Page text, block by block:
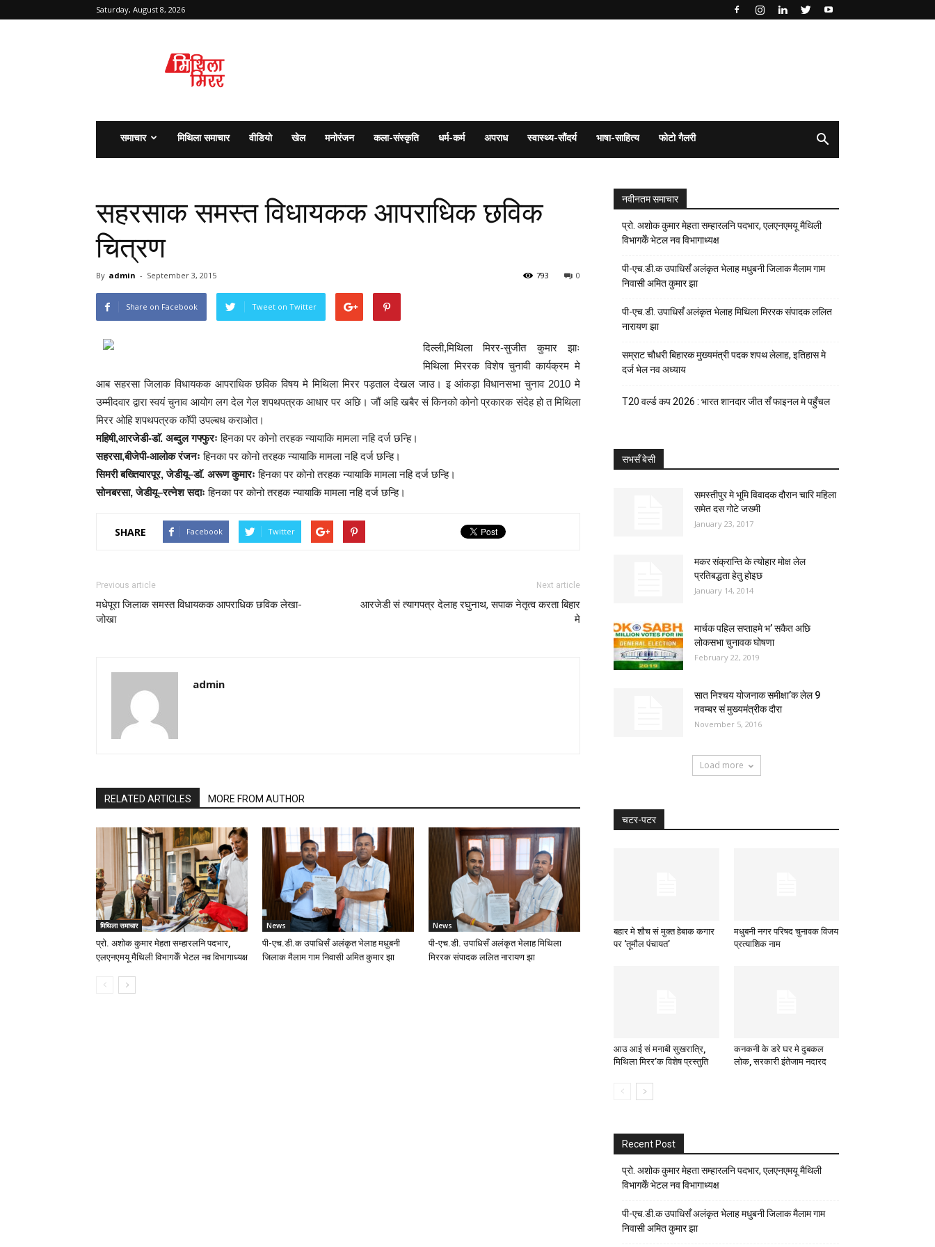
Saturday, August 8, 2026
समाचार मिथिला समाचार वीडियो खेल मनोरंजन कला-संस्कृति धर्म-कर्म अपराध स्वास्थ्य-सौंदर्य भाषा-साहित्य फोटो गैलरी
सहरसाक समस्त विधायकक आपराधिक छविक
चित्रण
By admin - September 3, 2015 0
793
Share on Facebook Tweet on Twitter
दिल्ली,मिथिला मिरर-सुजीत कुमार झाः
मिथिला मिररक विशेष चुनावी कार्यक्रम मे
आब सहरसा जिलाक विधायकक आपराधिक छविक विषय मे मिथिला मिरर पड़ताल देखल जाउ। इ आंकड़ा विधानसभा चुनाव 2010 मे
उम्मीदवार द्वारा स्वयं चुनाव आयोग लग देल गेल शपथपत्रक आधार पर अछि। जौं अहि खबैर सं किनको कोनो प्रकारक संदेह हो त मिथिला
मिरर ओहि शपथपत्रक काॅपी उपल्बध कराओत।
महिषी,आरजेडी-डाॅ. अब्दुल गफ्फुरः हिनका पर कोनो तरहक न्यायाकि मामला नहि दर्ज छन्हि।
सहरसा,बीजेपी-आलोक रंजनः हिनका पर कोनो तरहक न्यायाकि मामला नहि दर्ज छन्हि।
सिमरी बख्तियारपूर, जेडीयू–डाॅ. अरूण कुमारः हिनका पर कोनो तरहक न्यायाकि मामला नहि दर्ज छन्हि।
सोनबरसा, जेडीयू–रत्नेश सदाः हिनका पर कोनो तरहक न्यायाकि मामला नहि दर्ज छन्हि।
SHARE Facebook Twitter
Previous article
मधेपूरा जिलाक समस्त विधायकक आपराधिक छविक लेखा-
जोखा
Next article
आरजेडी सं त्यागपत्र देलाह रघुनाथ, सपाक नेतृत्व करता बिहार
मे
admin
RELATED ARTICLES MORE FROM AUTHOR
मिथिला समाचार
प्रो. अशोक कुमार मेहता सम्हारलनि पदभार,
एलएनएमयू मैथिली विभागकेँ भेटल नव विभागाध्यक्ष
News
पी-एच.डी.क उपाधिसँ अलंकृत भेलाह मधुबनी
जिलाक मैलाम गाम निवासी अमित कुमार झा
News
पी-एच.डी. उपाधिसँ अलंकृत भेलाह मिथिला
मिररक संपादक ललित नारायण झा
नवीनतम समाचार
प्रो. अशोक कुमार मेहता सम्हारलनि पदभार, एलएनएमयू मैथिली
विभागकेँ भेटल नव विभागाध्यक्ष
पी-एच.डी.क उपाधिसँ अलंकृत भेलाह मधुबनी जिलाक मैलाम गाम
निवासी अमित कुमार झा
पी-एच.डी. उपाधिसँ अलंकृत भेलाह मिथिला मिररक संपादक ललित
नारायण झा
सम्राट चौधरी बिहारक मुख्यमंत्री पदक शपथ लेलाह, इतिहास मे
दर्ज भेल नव अध्याय
T20 वर्ल्ड कप 2026 : भारत शानदार जीत सँ फाइनल मे पहुँचल
सभसँ बेसी
समस्तीपुर मे भूमि विवादक दौरान चारि महिला
समेत दस गोटे जख्मी
January 23, 2017
मकर संक्रान्ति के त्योहार मोक्ष लेल
प्रतिबद्धता हेतु होइछ
January 14, 2014
मार्चक पहिल सप्ताहमे भ’ सकैत अछि
लोकसभा चुनावक घोषणा
February 22, 2019
सात निश्चय योजनाक समीक्षा’क लेल 9
नवम्बर सं मुख्यमंत्रीक दौरा
November 5, 2016
Load more
चटर-पटर
बहार मे शौच सं मुक्त हेबाक कगार
पर ‘तूमौल पंचायत’
मधुबनी नगर परिषद चुनावक विजय
प्रत्याशिक नाम
आउ आई सं मनाबी सुखरात्रि,
मिथिला मिरर’क विशेष प्रस्तुति
कनकनी के डरे घर मे दुबकल
लोक, सरकारी इंतेजाम नदारद
Recent Post
प्रो. अशोक कुमार मेहता सम्हारलनि पदभार, एलएनएमयू मैथिली
विभागकेँ भेटल नव विभागाध्यक्ष
पी-एच.डी.क उपाधिसँ अलंकृत भेलाह मधुबनी जिलाक मैलाम गाम
निवासी अमित कुमार झा